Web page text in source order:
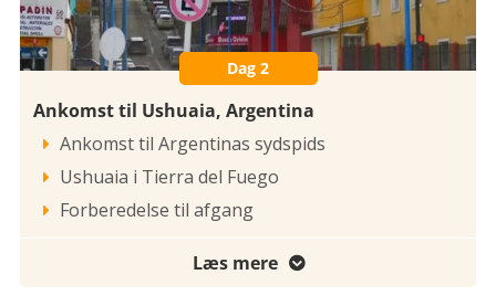
Dag 2
Ankomst til Ushuaia, Argentina
 Ankomst til Argentinas sydspids
 Ushuaia i Tierra del Fuego
 Forberedelse til afgang
Læs mere 